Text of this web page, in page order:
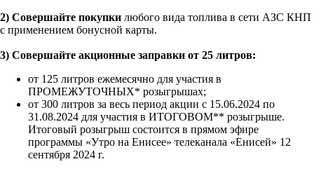
2) Совершайте покупки любого вида топлива в сети АЗС КНП
с применением бонусной карты.
3) Совершайте акционные заправки от 25 литров:
от 125 литров ежемесячно для участия в
ПРОМЕЖУТОЧНЫХ* розыгрышах;
от 300 литров за весь период акции с 15.06.2024 по
31.08.2024 для участия в ИТОГОВОМ** розыгрыше.
Итоговый розыгрыш состоится в прямом эфире
программы «Утро на Енисее» телеканала «Енисей» 12
сентября 2024 г.